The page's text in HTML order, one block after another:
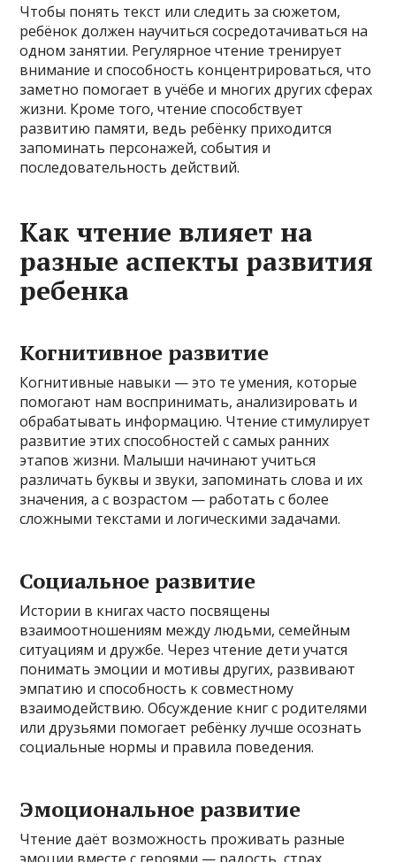
Чтобы понять текст или следить за сюжетом,
ребёнок должен научиться сосредотачиваться на
одном занятии. Регулярное чтение тренирует
внимание и способность концентрироваться, что
заметно помогает в учёбе и многих других сферах
жизни. Кроме того, чтение способствует
развитию памяти, ведь ребёнку приходится
запоминать персонажей, события и
последовательность действий.
Как чтение влияет на
разные аспекты развития
ребенка
Когнитивное развитие
Когнитивные навыки — это те умения, которые
помогают нам воспринимать, анализировать и
обрабатывать информацию. Чтение стимулирует
развитие этих способностей с самых ранних
этапов жизни. Малыши начинают учиться
различать буквы и звуки, запоминать слова и их
значения, а с возрастом — работать с более
сложными текстами и логическими задачами.
Социальное развитие
Истории в книгах часто посвящены
взаимоотношениям между людьми, семейным
ситуациям и дружбе. Через чтение дети учатся
понимать эмоции и мотивы других, развивают
эмпатию и способность к совместному
взаимодействию. Обсуждение книг с родителями
или друзьями помогает ребёнку лучше осознать
социальные нормы и правила поведения.
Эмоциональное развитие
Чтение даёт возможность проживать разные
эмоции вместе с героями — радость, страх,